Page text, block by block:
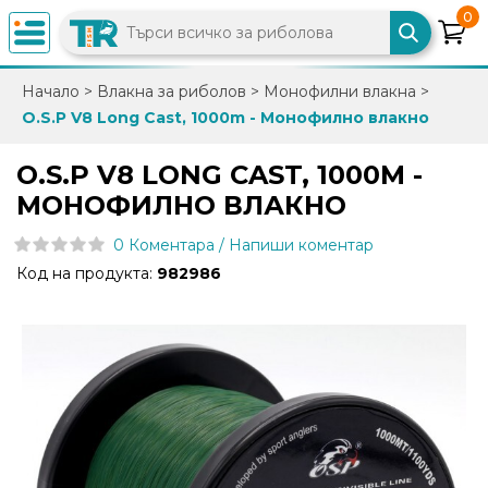
×
0882
086
info@trfish.com
Регистрация
Промоции
0
Начало > Влакна за риболов > Монофилни влакна >
O.S.P V8 Long Cast, 1000m - Монофилно влакно
O.S.P V8 LONG CAST, 1000M -
МОНОФИЛНО ВЛАКНО
0 Коментара / Напиши коментар
Код на продукта: 982986